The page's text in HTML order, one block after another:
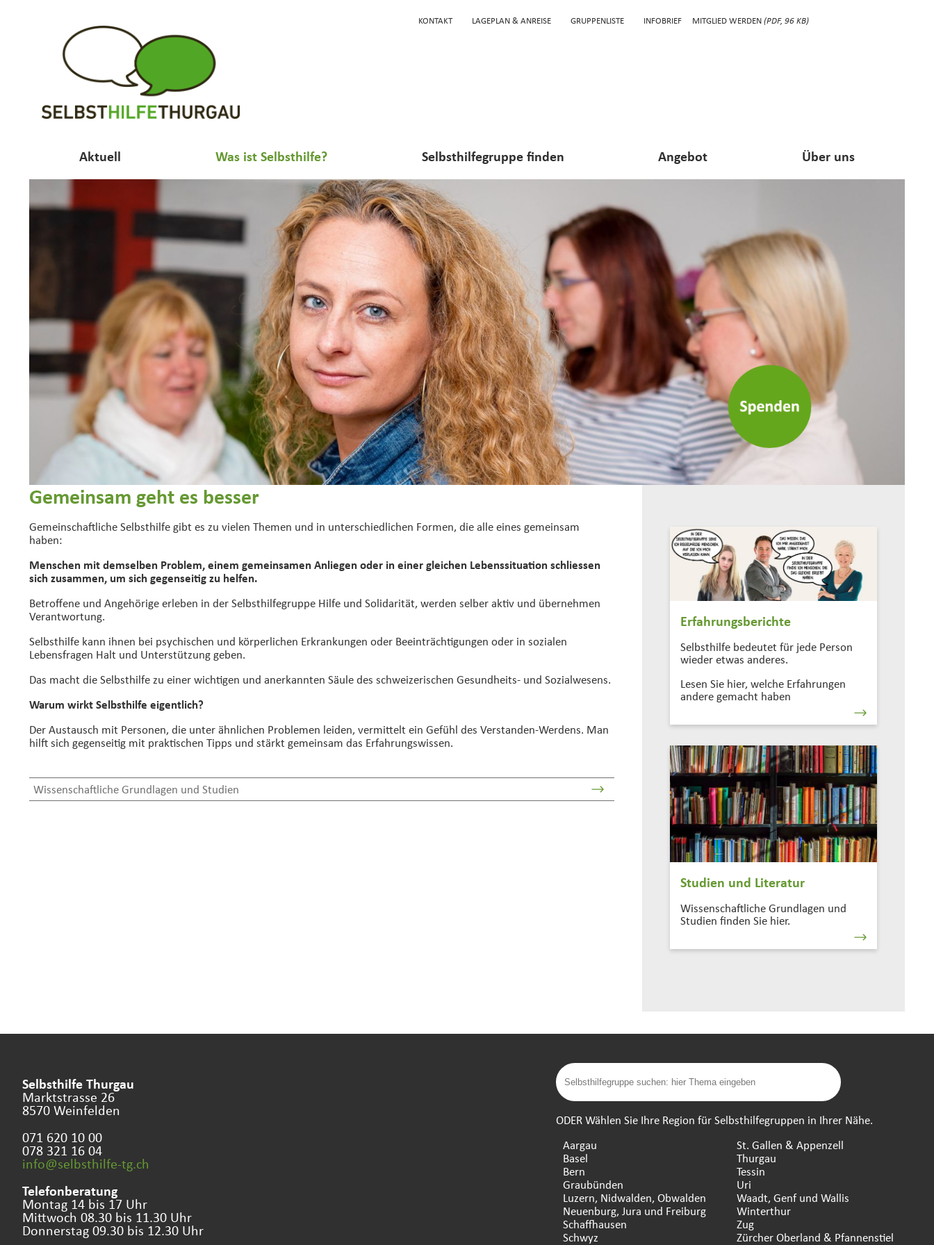
KONTAKT LAGEPLAN & ANREISE GRUPPENLISTE INFOBRIEF MITGLIED WERDEN(PDF, 96 KB)
Aktuell Was ist Selbsthilfe? Selbsthilfegruppe finden Angebot Über uns
Gemeinsam geht es besser
Gemeinschaftliche Selbsthilfe gibt es zu vielen Themen und in unterschiedlichen Formen, die alle eines gemeinsam
haben:
Menschen mit demselben Problem, einem gemeinsamen Anliegen oder in einer gleichen Lebenssituation schliessen
sich zusammen, um sich gegenseitig zu helfen.
Betroffene und Angehörige erleben in der Selbsthilfegruppe Hilfe und Solidarität, werden selber aktiv und übernehmen
Verantwortung.
Selbsthilfe kann ihnen bei psychischen und körperlichen Erkrankungen oder Beeinträchtigungen oder in sozialen
Lebensfragen Halt und Unterstützung geben.
Das macht die Selbsthilfe zu einer wichtigen und anerkannten Säule des schweizerischen Gesundheits- und Sozialwesens.
Warum wirkt Selbsthilfe eigentlich?
Der Austausch mit Personen, die unter ähnlichen Problemen leiden, vermittelt ein Gefühl des Verstanden-Werdens. Man
hilft sich gegenseitig mit praktischen Tipps und stärkt gemeinsam das Erfahrungswissen.
Wissenschaftliche Grundlagen und Studien
Erfahrungsberichte
Selbsthilfe bedeutet für jede Person
wieder etwas anderes.
Lesen Sie hier, welche Erfahrungen
andere gemacht haben
Studien und Literatur
Wissenschaftliche Grundlagen und
Studien finden Sie hier.
Selbsthilfe Thurgau
Marktstrasse 26
8570 Weinfelden
071 620 10 00
078 321 16 04
info@selbsthilfe-tg.ch
Telefonberatung
Montag 14 bis 17 Uhr
Mittwoch 08.30 bis 11.30 Uhr
Donnerstag 09.30 bis 12.30 Uhr
ODER Wählen Sie Ihre Region für Selbsthilfegruppen in Ihrer Nähe.
Aargau
Basel
Bern
Graubünden
Luzern, Nidwalden, Obwalden
Neuenburg, Jura und Freiburg
Schaffhausen
Schwyz
St. Gallen & Appenzell
Thurgau
Tessin
Uri
Waadt, Genf und Wallis
Winterthur
Zug
Zürcher Oberland & Pfannenstiel